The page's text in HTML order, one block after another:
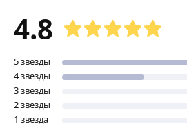
4.8
5 звезды
4 звезды
3 звезды
2 звезды
1 звезда